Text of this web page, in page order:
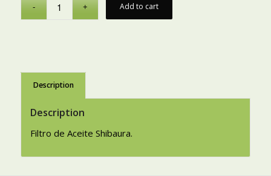
Add to cart
Description
Description
Filtro de Aceite Shibaura.